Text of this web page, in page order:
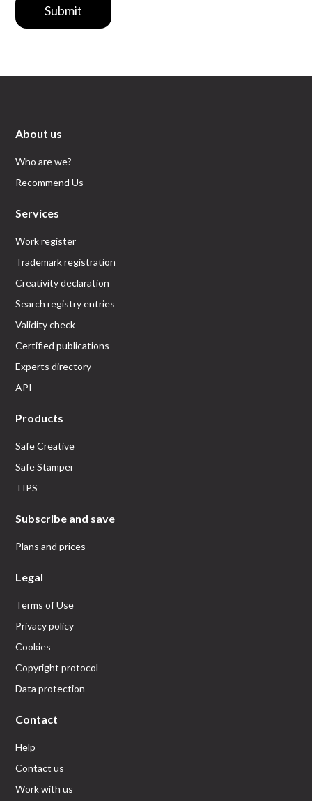
Submit
About us
Who are we?
Recommend Us
Services
Work register
Trademark registration
Creativity declaration
Search registry entries
Validity check
Certified publications
Experts directory
API
Products
Safe Creative
Safe Stamper
TIPS
Subscribe and save
Plans and prices
Legal
Terms of Use
Privacy policy
Cookies
Copyright protocol
Data protection
Contact
Help
Contact us
Work with us